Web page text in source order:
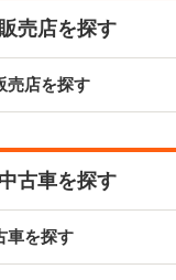
売店を探す
売店を探す
古車を探す
車を探す